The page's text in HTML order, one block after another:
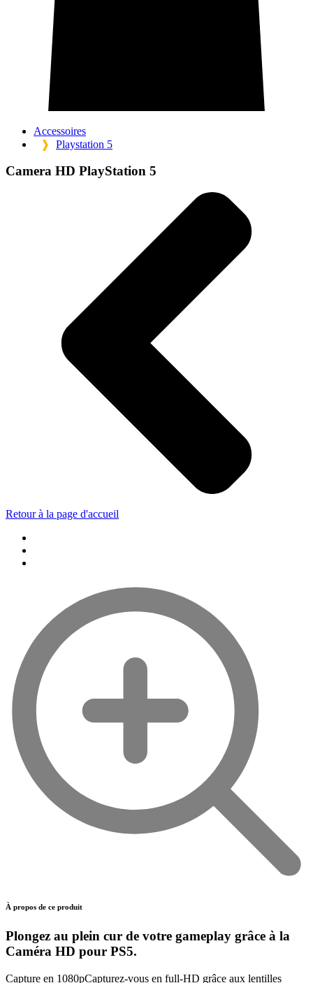
Accessoires
❱
Playstation 5
Camera HD PlayStation 5
Retour à la page d'accueil
À propos de ce produit
Plongez au plein cur de votre gameplay grâce à la
Caméra HD pour PS5.
Capture en 1080pCapturez-vous en full-HD grâce aux lentilles